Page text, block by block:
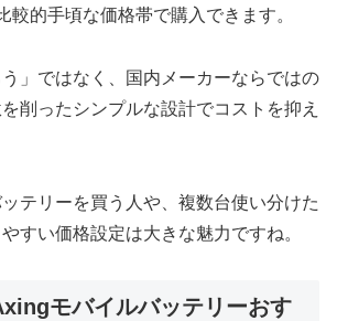
較的手頃な価格帯で購入できます。
う」ではなく、国内メーカーならではの
削ったシンプルな設計でコストを抑え
テリーを買う人や、複数台使い分けた
すい価格設定は大きな魅力ですね。
モバイルバッテリーおす